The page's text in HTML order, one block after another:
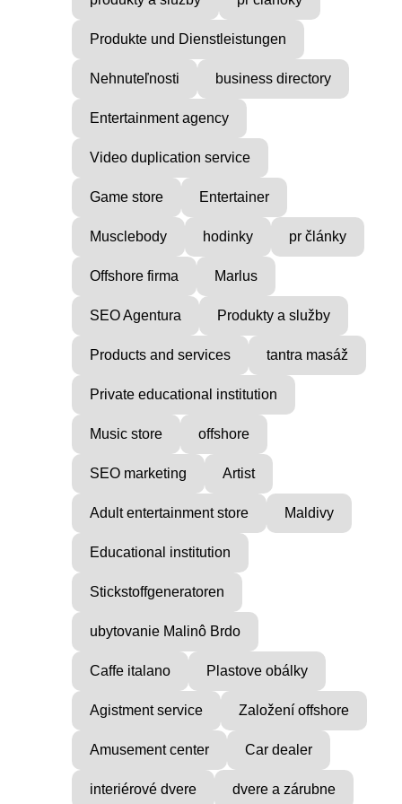
Produkte und Dienstleistungen
Nehnuteľnosti business directory
Entertainment agency
Video duplication service
Game store Entertainer
Musclebody hodinky pr články
Offshore firma Marlus
SEO Agentura Produkty a služby
Products and services tantra masáž
Private educational institution
Music store offshore
SEO marketing Artist
Adult entertainment store Maldivy
Educational institution
Stickstoffgeneratoren
ubytovanie Malinô Brdo
Caffe italano Plastove obálky
Agistment service Založení offshore
Amusement center Car dealer
interiérové dvere dvere a zárubne